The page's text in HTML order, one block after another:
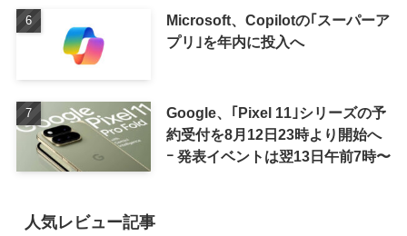
Microsoft、Copilotの｢スーパーア
プリ｣を年内に投入へ
Google、｢Pixel 11｣シリーズの予
約受付を8月12日23時より開始へ
ｰ 発表イベントは翌13日午前7時〜
人気レビュー記事